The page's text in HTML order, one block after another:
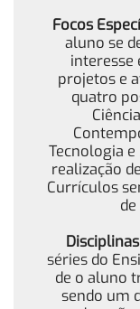
Focos
aluno se
interesse
projetos e
quatro
Tecnologia
realização
Currículos
séries do
de o aluno
sendo um